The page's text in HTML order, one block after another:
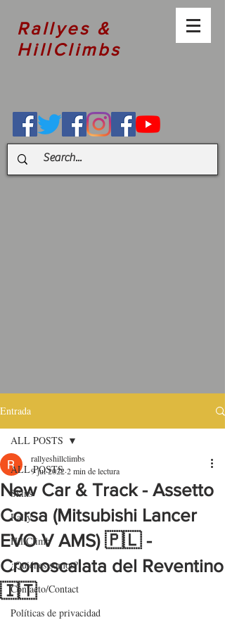
Rallyes &
HillClimbs
Entrada
ALL POSTS
Skins
Rally
HillClimb
¿Quiénes somos?
Contacto/Contact
Políticas de privacidad
ALL POSTS
New Car & Track - Assetto
Corsa (Mitsubishi Lancer
EVO V AMS) 🇵🇱 -
Cronoscalata del Reventino
🇮🇹
rallyeshillclimbs
9 jul 20222 min de lectura